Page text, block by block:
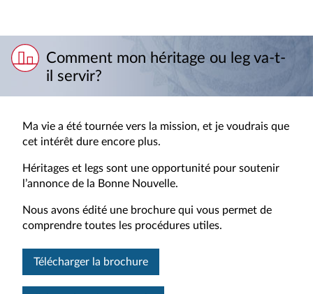
Comment mon héritage ou leg va-t-
il servir?
Ma vie a été tournée vers la mission, et je voudrais que
cet intérêt dure encore plus.
Héritages et legs sont une opportunité pour soutenir
l’annonce de la Bonne Nouvelle.
Nous avons édité une brochure qui vous permet de
comprendre toutes les procédures utiles.
Télécharger la brochure